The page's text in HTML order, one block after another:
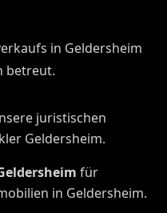
in Geldersheim
betreut.
juristischen
Geldersheim.
für
in Geldersheim.